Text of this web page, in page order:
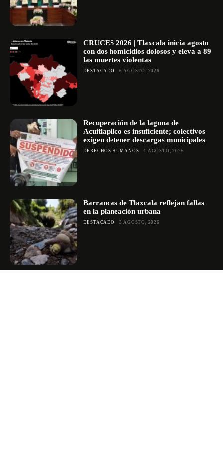
CRUCES 2026 | Tlaxcala inicia agosto
con dos homicidios dolosos y eleva a 89
las muertes violentas
DESTACADO 6 AGOSTO, 2026
Recuperación de la laguna de
Acuitlapilco es insuficiente; colectivos
exigen detener descargas municipales
DERECHOS HUMANOS 4 AGOSTO, 2026
Barrancas de Tlaxcala reflejan fallas
en la planeación urbana
DESTACADO 3 AGOSTO, 2026